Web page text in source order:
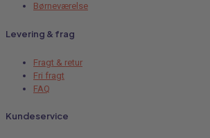
Børneværelse
Levering & frag
Fragt & retur
Fri fragt
FAQ
Kundeservice